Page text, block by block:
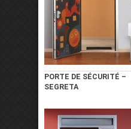
PORTE DE SÉCURITÉ –
SEGRETA